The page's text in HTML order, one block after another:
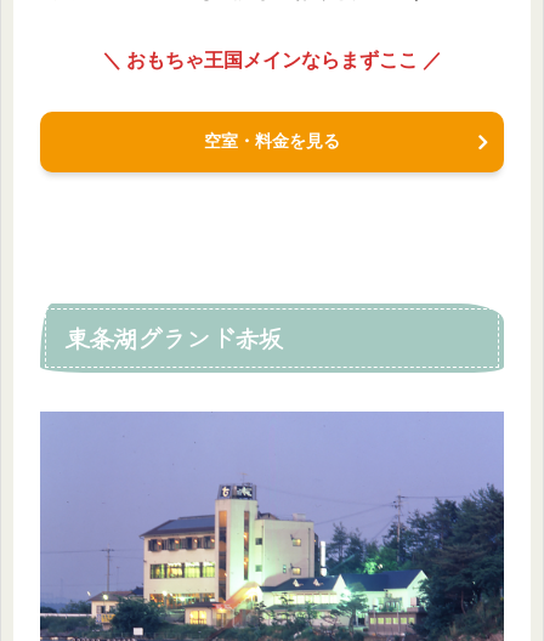
＼ おもちゃ王国メインならまずここ ／
空室・料金を見る
東条湖グランド赤坂